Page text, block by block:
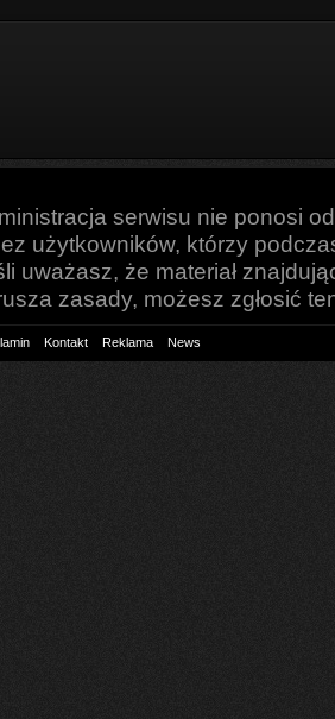
serwisu nie ponosi
użytkowników, którzy
uważasz, że materiał
zasady, możesz zgłosić
Kontakt Reklama News